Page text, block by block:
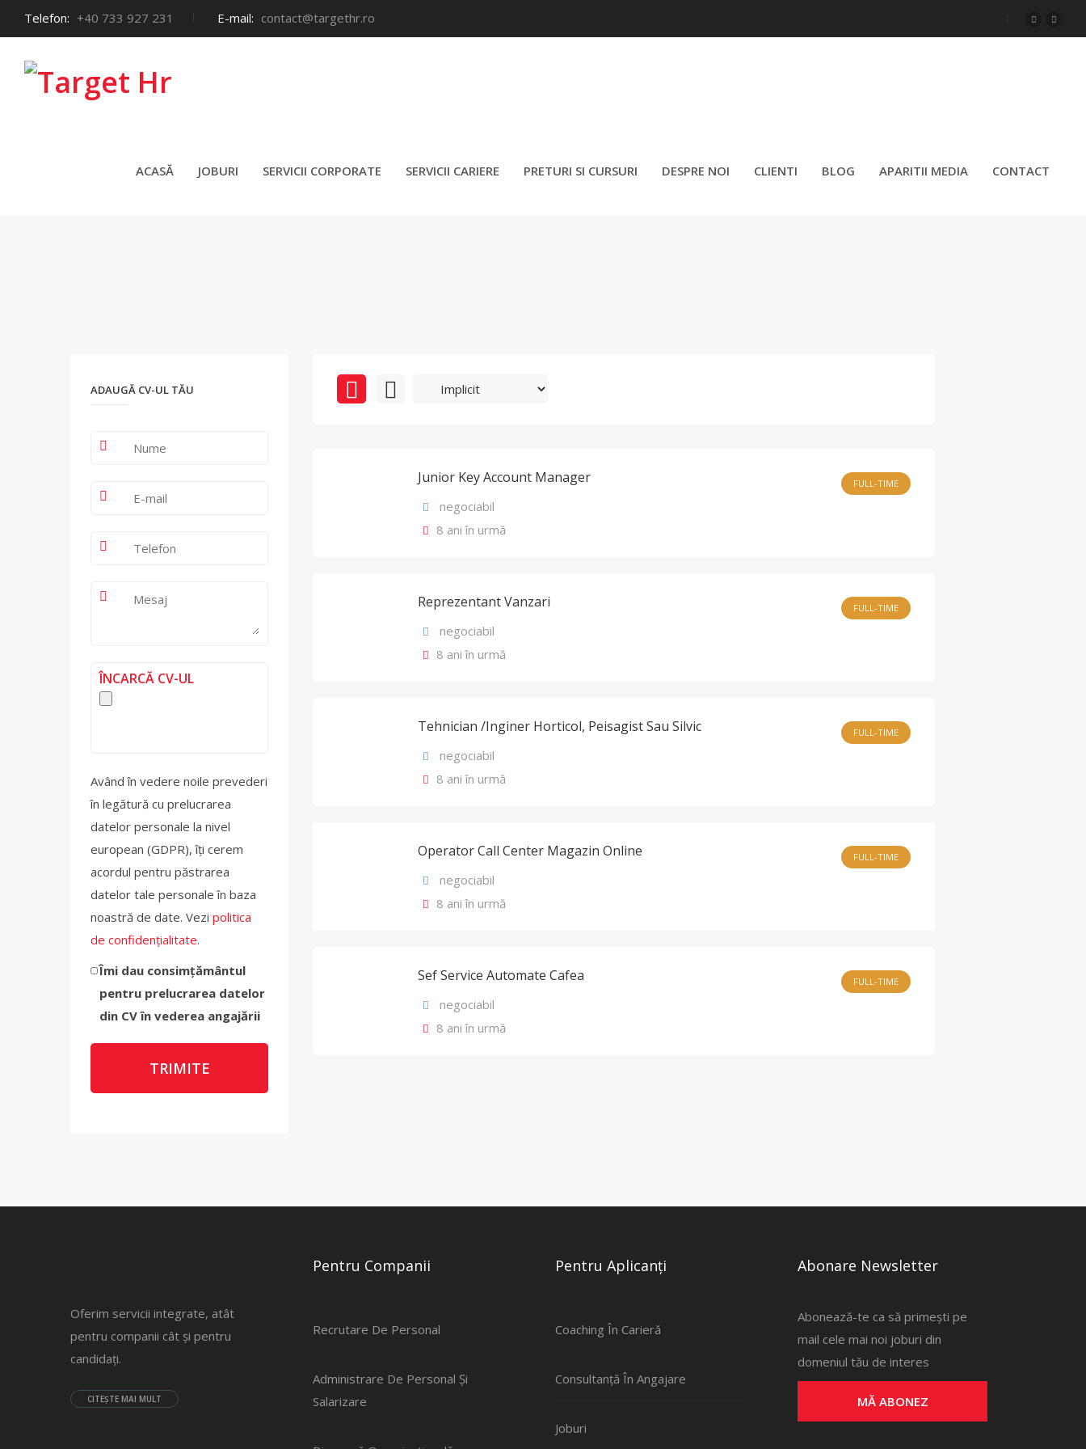
Telefon: +40 733 927 231 E-mail: contact@targethr.ro
ACASĂ JOBURI SERVICII CORPORATE SERVICII CARIERE PRETURI SI CURSURI DESPRE NOI CLIENTI BLOG APARITII MEDIA CONTACT
ADAUGĂ CV-UL TĂU
ÎNCARCĂ CV-UL
Având în vedere noile prevederi
în legătură cu prelucrarea
datelor personale la nivel
european (GDPR), îți cerem
acordul pentru păstrarea
datelor tale personale în baza
noastră de date. Vezi politica
de confidențialitate.
Îmi dau consimțământul
pentru prelucrarea datelor
din CV în vederea angajării
Junior Key Account Manager
negociabil
8 ani în urmă
FULL-TIME
Reprezentant Vanzari
negociabil
8 ani în urmă
FULL-TIME
Tehnician /Inginer Horticol, Peisagist Sau Silvic
negociabil
8 ani în urmă
FULL-TIME
Operator Call Center Magazin Online
negociabil
8 ani în urmă
FULL-TIME
Sef Service Automate Cafea
negociabil
8 ani în urmă
FULL-TIME
Oferim servicii integrate, atât
pentru companii cât și pentru
candidați.
CITEȘTE MAI MULT
Pentru Companii
Recrutare De Personal
Administrare De Personal Și
Salarizare
Pentru Aplicanți
Coaching În Carieră
Consultanță În Angajare
Joburi
Abonare Newsletter
Abonează-te ca să primești pe
mail cele mai noi joburi din
domeniul tău de interes
MĂ ABONEZ